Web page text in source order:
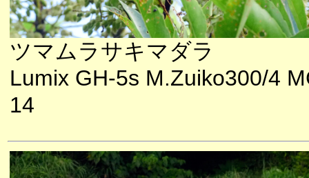
ツマムラサキマダラ
Lumix GH-5s M.Zuiko300/4
14